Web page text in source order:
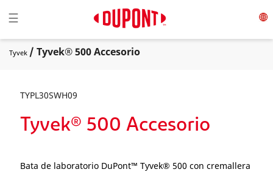
Toggle navigation
☰
Tyvek / Tyvek® 500 Accesorio
TYPL30SWH09
Tyvek® 500 Accesorio
Bata de laboratorio DuPont™ Tyvek® 500 con cremallera